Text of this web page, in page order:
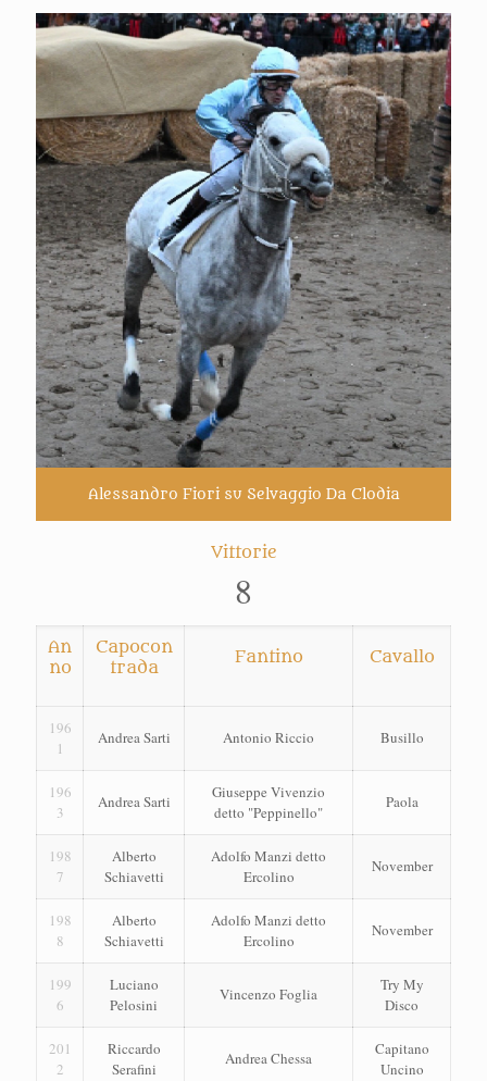
Alessandro Fiori su Selvaggio Da Clodia
Vittorie
8
An
no
Capocon
trada
Fantino Cavallo
196
1
Andrea Sarti Antonio Riccio Busillo
196
3
Andrea Sarti
Giuseppe Vivenzio
detto "Peppinello"
Paola
198
7
Alberto
Schiavetti
Adolfo Manzi detto
Ercolino
November
198
8
Alberto
Schiavetti
Adolfo Manzi detto
Ercolino
November
199
6
Luciano
Pelosini
Vincenzo Foglia
Try My
Disco
201
2
Riccardo
Serafini
Andrea Chessa
Capitano
Uncino